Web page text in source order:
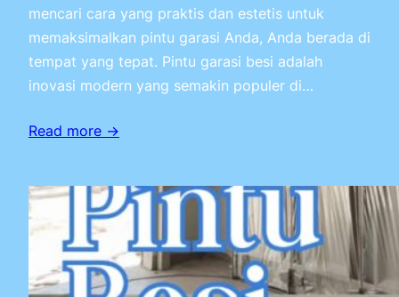
mencari cara yang praktis dan estetis untuk
memaksimalkan pintu garasi Anda, Anda berada di
tempat yang tepat. Pintu garasi besi adalah
inovasi modern yang semakin populer di…
Read more →